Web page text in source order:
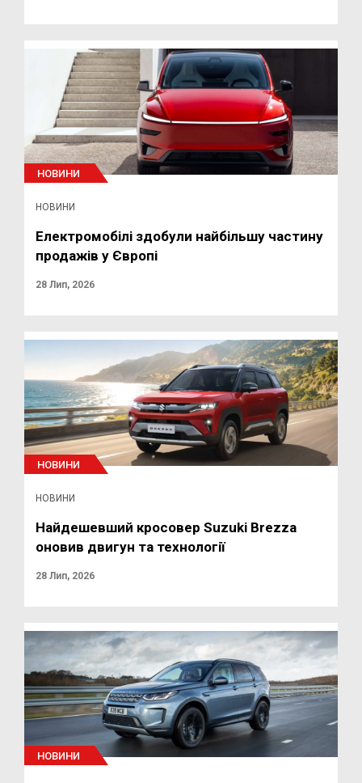
НОВИНИ
НОВИНИ
Електромобілі здобули найбільшу частину
продажів у Європі
28 Лип, 2026
НОВИНИ
НОВИНИ
Найдешевший кросовер Suzuki Brezza
оновив двигун та технології
28 Лип, 2026
НОВИНИ